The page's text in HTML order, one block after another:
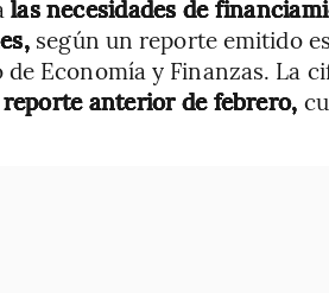
las necesidades de
según un reporte emitido
Economía y Finanzas. La
anterior de febrero,